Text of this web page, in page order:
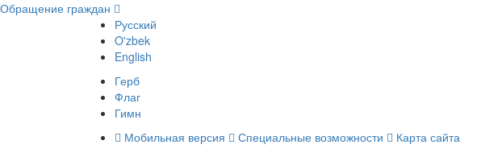
Обращение граждан
Русский
O'zbek
English
Герб
Флаг
Гимн
Мобильная версия
Специальные возможности Карта сайта